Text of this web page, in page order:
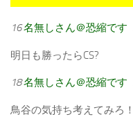
16名無しさん＠恐縮です
明日も勝ったらCS?
18名無しさん＠恐縮です
鳥谷の気持ち考えてみろ